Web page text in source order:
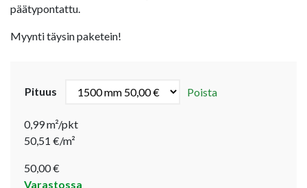
päätypontattu.
Myynti täysin paketein!
Pituus Poista
0,99 m²/pkt
50,51 €/m²
50,00€
Varastossa